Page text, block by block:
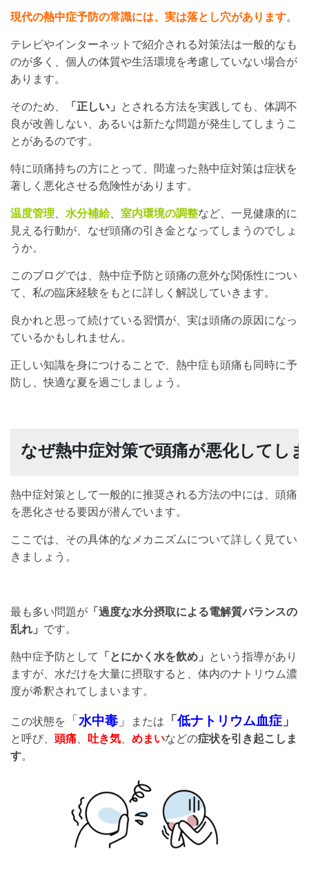
現代の熱中症予防の常識には、実は落とし穴があります。
テレビやインターネットで紹介される対策法は一般的なも
のが多く、個人の体質や生活環境を考慮していない場合が
あります。
そのため、
「正しい」 とされる方法を実践しても、体調不
良が改善しない、あるいは新たな問題が発生してしまうこ
とがあるのです。
特に頭痛持ちの方にとって、間違った熱中症対策は症状を
著しく悪化させる危険性があります。
温度管理、 水分補給、 室内環境の調整など、一見健康的に
見える行動が、なぜ頭痛の引き金となってしまうのでしょ
うか。
このブログでは、熱中症予防と頭痛の意外な関係性につい
て、私の臨床経験をもとに詳しく解説していきます。
良かれと思って続けている習慣が、実は頭痛の原因になっ
ているかもしれません。
正しい知識を身につけることで、熱中症も頭痛も同時に予
防し、快適な夏を過ごしましょう。
なぜ熱中症対策で頭痛が悪化してし
熱中症対策として一般的に推奨される方法の中には、頭痛
を悪化させる要因が潜んでいます。
ここでは、その具体的なメカニズムについて詳しく見てい
きましょう。
最も多い問題が 「過度な水分摂取による電解質バランスの
乱れ」 です。
熱中症予防として 「とにかく水を飲め」 という指導があり
ますが、水だけを大量に摂取すると、体内のナトリウム濃
度が希釈されてしまいます。
この状態を 「水中毒 」 または 「低ナトリウム血症 」
と呼び、 頭痛、 吐き気、 めまいなどの症状を引き起こしま
す。